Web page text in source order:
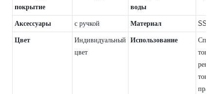
покрытие
воды
Аксессуары с ручкой Материал
Цвет
Индивидуальный
цвет
Использование